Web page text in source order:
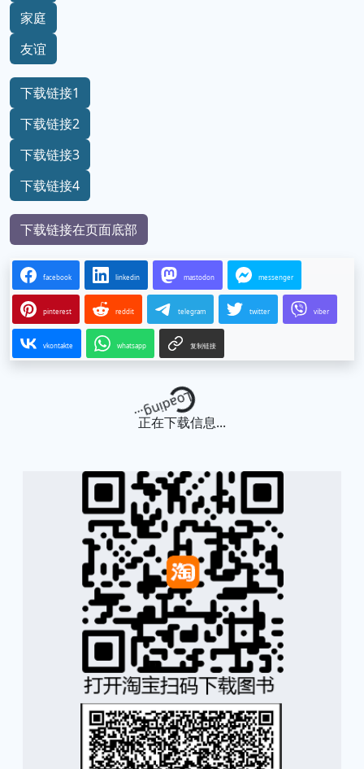
家庭
友谊
下载链接1
下载链接2
下载链接3
下载链接4
下载链接在页面底部
facebook linkedin mastodon messenger
pinterest reddit telegram twitter viber
vkontakte whatsapp 复制链接
Loading...
正在下载信息...